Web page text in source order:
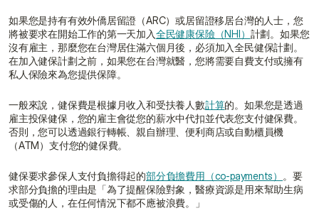
如果您是持有有效外僑居留證（ARC）或居留證移居台灣的人士，您
將被要求在開始工作的第一天加入全民健康保險（NHI） 計劃。如果您
沒有雇主，那麼您在台灣居住滿六個月後，必須加入全民健保計劃。
在加入健保計劃之前，如果您在台灣就醫，您將需要自費支付或擁有
私人保險來為您提供保障。
一般來說，健保費是根據月收入和受扶養人數計算的。如果您是透過
雇主投保健保，您的雇主會從您的薪水中代扣並代表您支付健保費。
否則，您可以透過銀行轉帳、親自辦理、便利商店或自動櫃員機
（ATM）支付您的健保費。
健保要求參保人支付負擔得起的部分負擔費用（co-payments）
。要
求部分負擔的理由是「為了提醒保險對象，醫療資源是用來幫助生病
或受傷的人，在任何情況下都不應被浪費。」